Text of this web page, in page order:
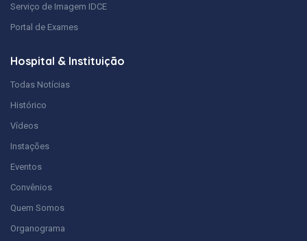
Serviço de Imagem IDCE
Portal de Exames
Hospital & Instituição
Todas Notícias
Histórico
Vídeos
Instações
Eventos
Convênios
Quem Somos
Organograma